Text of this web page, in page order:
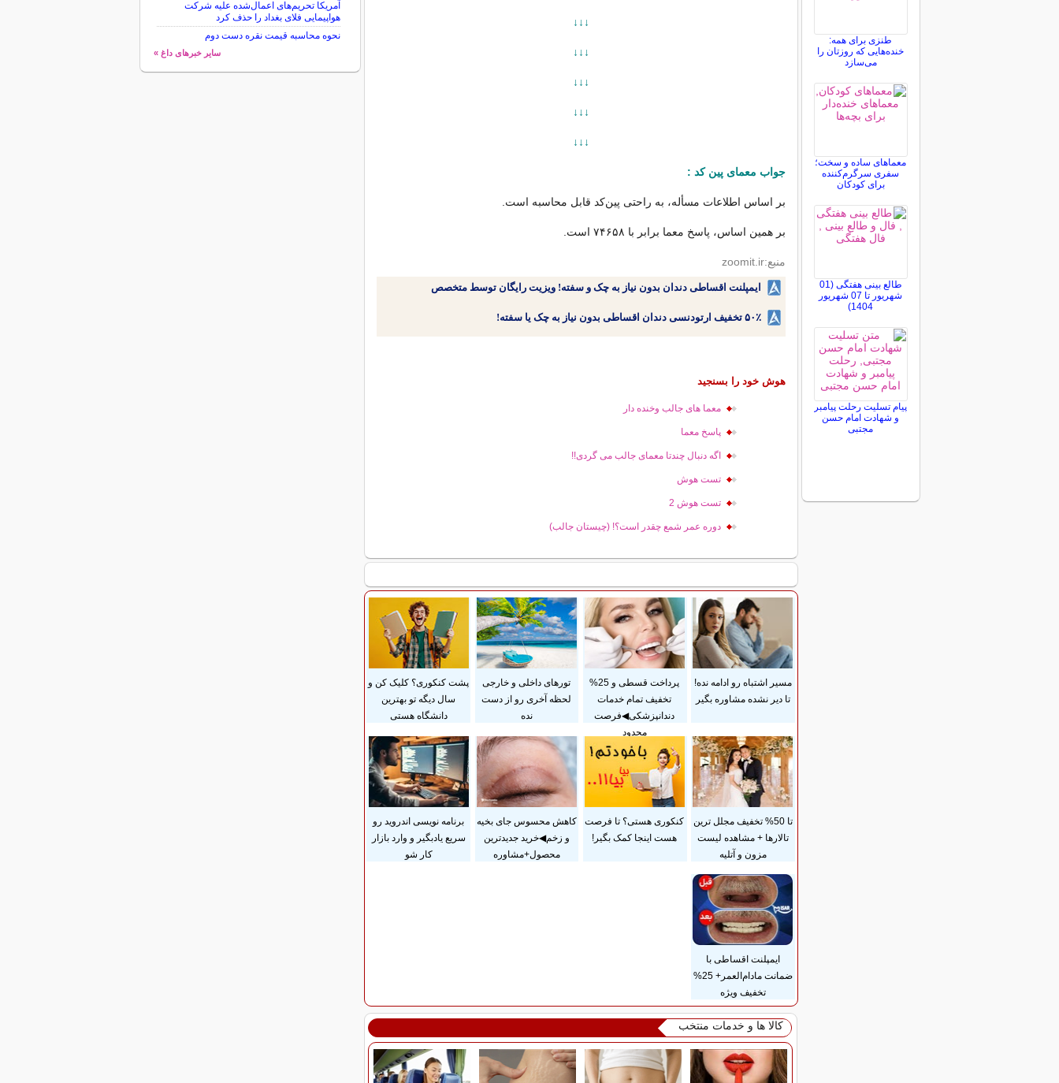
↓↓↓
↓↓↓
↓↓↓
↓↓↓
↓↓↓
جواب معمای پین کد :
بر اساس اطلاعات مسأله، به راحتی پین‌کد قابل محاسبه است.
بر همین اساس، پاسخ معما برابر با ۷۴۶۵۸ است.
منبع:zoomit.ir
ایمپلنت اقساطی دندان بدون نیاز به چک و سفته! ویزیت رایگان توسط متخصص
۵۰٪ تخفیف ارتودنسی دندان اقساطی بدون نیاز به چک یا سفته!
هوش خود را بسنجید
معما های جالب وخنده دار
پاسخ معما
اگه دنبال چندتا معمای جالب می گردی!!
تست هوش
تست هوش 2
دوره عمر شمع چقدر است؟! (چیستان جالب)
مسیر اشتباه رو ادامه نده!
تا دیر نشده مشاوره بگیر
پرداخت قسطی و 25%
تخفیف تمام خدمات
دندانپزشکی◀فرصت
محدود
تورهای داخلی و خارجی
لحظه آخری رو از دست
نده
پشت کنکوری؟ کلیک کن و
سال دیگه تو بهترین
دانشگاه هستی
تا 50% تخفیف مجلل ترین
تالارها + مشاهده لیست
مزون و آتلیه
کنکوری هستی؟ تا فرصت
هست اینجا کمک بگیر!
کاهش محسوس جای بخیه
و زخم◀خرید جدیدترین
محصول+مشاوره
برنامه نویسی اندروید رو
سریع یادبگیر و وارد بازار
کار شو
ایمپلنت اقساطی با
ضمانت مادام‌العمر+ 25%
تخفیف ویژه
کالا ها و خدمات منتخب
طنزی برای همه:
خنده‌هایی که روزتان را
می‌سازد
معماهای ساده و سخت؛
سفری سرگرم‌کننده
برای کودکان
طالع بینی هفتگی (01
شهریور تا 07 شهریور
1404)
پیام تسلیت رحلت پیامبر
و شهادت امام حسن
مجتبی
آمریکا تحریم‌های اعمال‌شده علیه شرکت
هواپیمایی فلای بغداد را حذف کرد
نحوه محاسبه قیمت نقره دست دوم
سایر خبرهای داغ »